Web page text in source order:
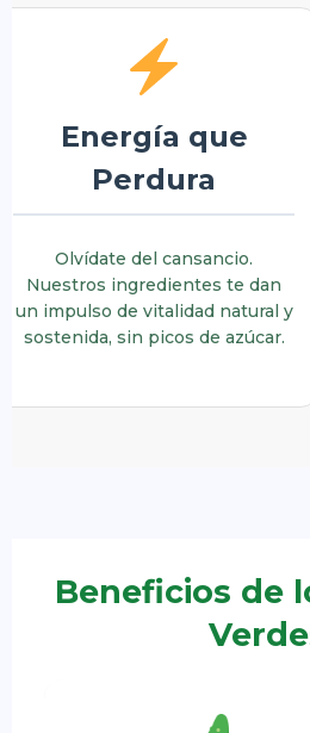
Energía que
Perdura
Olvídate del cansancio.
Nuestros ingredientes te dan
un impulso de vitalidad natural y
sostenida, sin picos de azúcar.
Beneficios de